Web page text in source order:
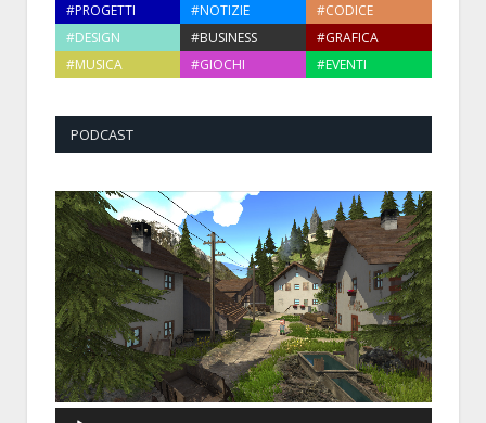
#PROGETTI #NOTIZIE
#CODICE
#DESIGN
#BUSINESS
#GRAFICA
#MUSICA
#GIOCHI #EVENTI
PODCAST